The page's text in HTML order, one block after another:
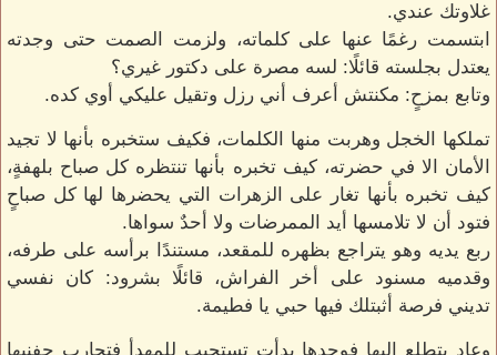
غلاوتك عندي.
ابتسمت رغمًا عنها على كلماته، ولزمت الصمت حتى وجدته
يعتدل بجلسته قائلًا: لسه مصرة على دكتور غيري؟
وتابع بمزحٍ: مكنتش أعرف أني رزل وتقيل عليكي أوي كده.
تملكها الخجل وهربت منها الكلمات، فكيف ستخبره بأنها لا تجيد
الأمان الا في حضرته، كيف تخبره بأنها تنتظره كل صباح بلهفةٍ،
كيف تخبره بأنها تغار على الزهرات التي يحضرها لها كل صباحٍ
فتود أن لا تلامسها أيد الممرضات ولا أحدٌ سواها.
ربع يديه وهو يتراجع بظهره للمقعد، مستندًا برأسه على طرفه،
وقدميه مسنود على أخر الفراش، قائلًا بشرود: كان نفسي
تديني فرصة أثبتلك فيها حبي يا فطيمة.
وعاد يتطلع إليها فوجدها بدأت تستجيب للمهدأ فتحارب جفنيها